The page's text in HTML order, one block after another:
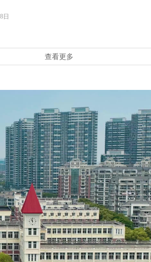
日
查看更多